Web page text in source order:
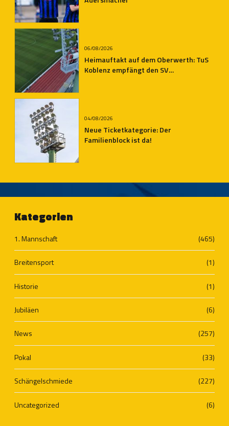
06/08/2026
Heimauftakt auf dem Oberwerth: TuS
Koblenz empfängt den SV
04/08/2026
Neue Ticketkategorie: Der
Familienblock ist da!
Kategorien
1. Mannschaft (465)
Breitensport (1)
Historie (1)
Jubiläen (6)
News (257)
Pokal (33)
Schängelschmiede (227)
Uncategorized (6)